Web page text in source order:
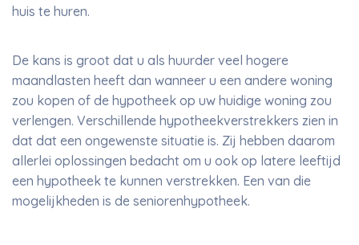
huis te huren.
De kans is groot dat u als huurder veel hogere
maandlasten heeft dan wanneer u een andere woning
zou kopen of de hypotheek op uw huidige woning zou
verlengen. Verschillende hypotheekverstrekkers zien in
dat dat een ongewenste situatie is. Zij hebben daarom
allerlei oplossingen bedacht om u ook op latere leeftijd
een hypotheek te kunnen verstrekken. Een van die
mogelijkheden is de seniorenhypotheek.